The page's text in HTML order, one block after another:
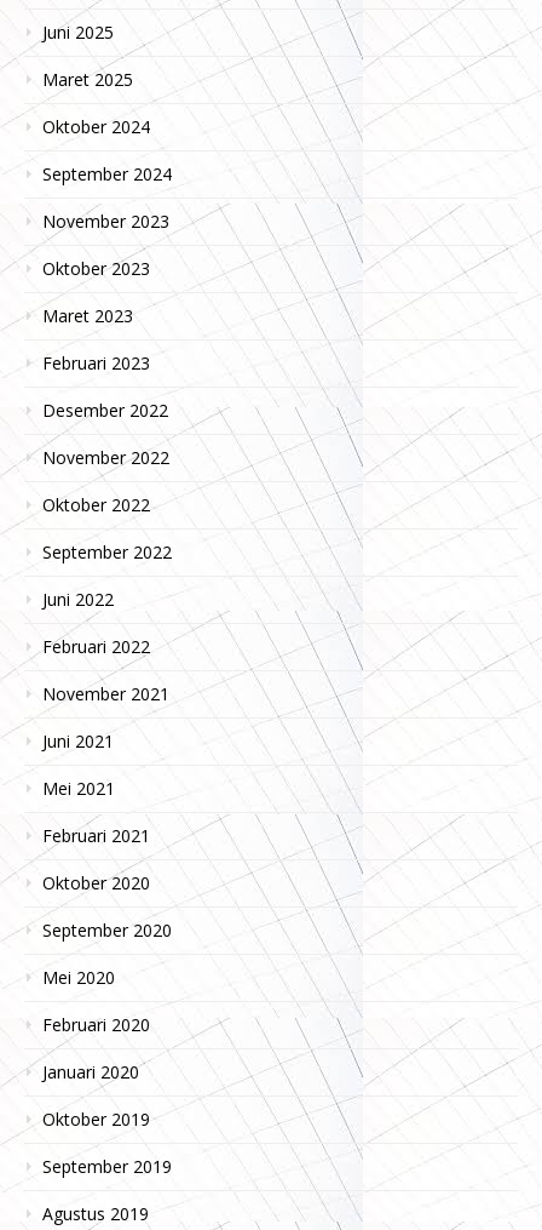
Juni 2025
Maret 2025
Oktober 2024
September 2024
November 2023
Oktober 2023
Maret 2023
Februari 2023
Desember 2022
November 2022
Oktober 2022
September 2022
Juni 2022
Februari 2022
November 2021
Juni 2021
Mei 2021
Februari 2021
Oktober 2020
September 2020
Mei 2020
Februari 2020
Januari 2020
Oktober 2019
September 2019
Agustus 2019